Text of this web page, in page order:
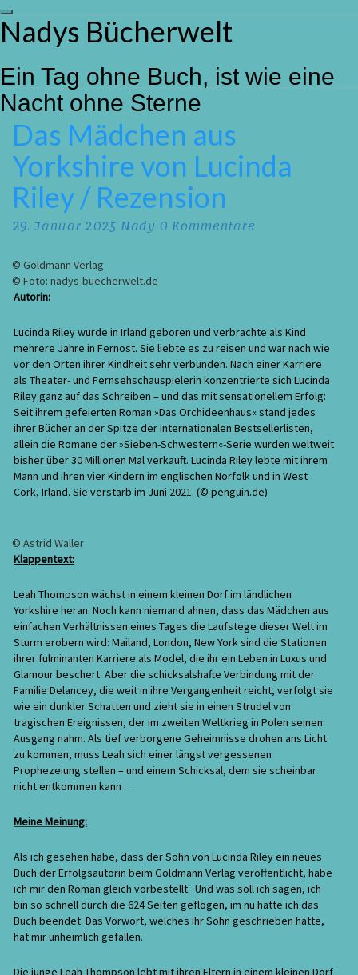
Skip
to
Toggle
navigation
Nadys Bücherwelt
Ein Tag ohne Buch, ist wie eine
Nacht ohne Sterne
Das
Mädchen
aus
Yorkshire
von
Lucinda
Riley
Das Mädchen aus
Yorkshire von Lucinda
Riley / Rezension
29. Januar 2025 Nady Kommentare
0 Kommentare
© Goldmann Verlag
© Foto: nadys-buecherwelt.de
Autorin:
Lucinda Riley wurde in Irland geboren und verbrachte als Kind
mehrere Jahre in Fernost. Sie liebte es zu reisen und war nach wie
vor den Orten ihrer Kindheit sehr verbunden. Nach einer Karriere
als Theater- und Fernsehschauspielerin konzentrierte sich Lucinda
Riley ganz auf das Schreiben – und das mit sensationellem Erfolg:
Seit ihrem gefeierten Roman »Das Orchideenhaus« stand jedes
ihrer Bücher an der Spitze der internationalen Bestsellerlisten,
allein die Romane der »Sieben-Schwestern«-Serie wurden weltweit
bisher über 30 Millionen Mal verkauft. Lucinda Riley lebte mit ihrem
Mann und ihren vier Kindern im englischen Norfolk und in West
Cork, Irland. Sie verstarb im Juni 2021. (© penguin.de)
© Astrid Waller
Klappentext:
Leah Thompson wächst in einem kleinen Dorf im ländlichen
Yorkshire heran. Noch kann niemand ahnen, dass das Mädchen aus
einfachen Verhältnissen eines Tages die Laufstege dieser Welt im
Sturm erobern wird: Mailand, London, New York sind die Stationen
ihrer fulminanten Karriere als Model, die ihr ein Leben in Luxus und
Glamour beschert. Aber die schicksalshafte Verbindung mit der
Familie Delancey, die weit in ihre Vergangenheit reicht, verfolgt sie
wie ein dunkler Schatten und zieht sie in einen Strudel von
tragischen Ereignissen, der im zweiten Weltkrieg in Polen seinen
Ausgang nahm. Als tief verborgene Geheimnisse drohen ans Licht
zu kommen, muss Leah sich einer längst vergessenen
Prophezeiung stellen – und einem Schicksal, dem sie scheinbar
nicht entkommen kann …
Meine Meinung:
Als ich gesehen habe, dass der Sohn von Lucinda Riley ein neues
Buch der Erfolgsautorin beim Goldmann Verlag veröffentlicht, habe
ich mir den Roman gleich vorbestellt. Und was soll ich sagen, ich
bin so schnell durch die 624 Seiten geflogen, im nu hatte ich das
Buch beendet. Das Vorwort, welches ihr Sohn geschrieben hatte,
hat mir unheimlich gefallen.
Die junge Leah Thompson lebt mit ihren Eltern in einem kleinen Dorf